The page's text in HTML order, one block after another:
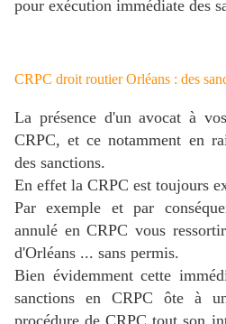
pour exécution immédiate des
CRPC droit routier Orléans : des
La présence d'un avocat à
CRPC, et ce notamment en
des sanctions.
En effet la CRPC est toujours
Par exemple et par
annulé en CRPC vous
d'Orléans ... sans permis.
Bien évidemment cette
sanctions en CRPC ôte à